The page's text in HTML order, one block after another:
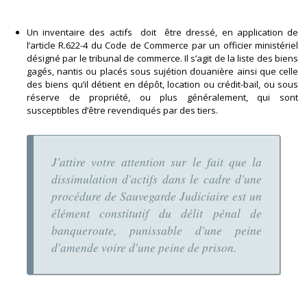
Un inventaire des actifs doit être dressé, en application de
l’article R.622-4 du Code de Commerce par un officier ministériel
désigné par le tribunal de commerce. Il s’agit de la liste des biens
gagés, nantis ou placés sous sujétion douanière ainsi que celle
des biens qu’il détient en dépôt, location ou crédit-bail, ou sous
réserve de propriété, ou plus généralement, qui sont
susceptibles d’être revendiqués par des tiers.
J'attire votre attention sur le fait que la
dissimulation d'actifs dans le cadre d'une
procédure de Sauvegarde Judiciaire est un
élément constitutif du délit pénal de
banqueroute, punissable d'une peine
d'amende voire d'une peine de prison.